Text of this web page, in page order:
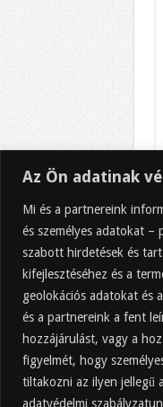
Az Ön adatinak
Mi és a partnereink
és személyes adatokat –
szabott hirdetések és
kifejlesztéséhez és a
geolokációs adatokat és
és a partnereink a fent
hozzájárulást, vagy a
figyelmét, hogy
tiltakozni az ilyen jellegű
adatvédelmi